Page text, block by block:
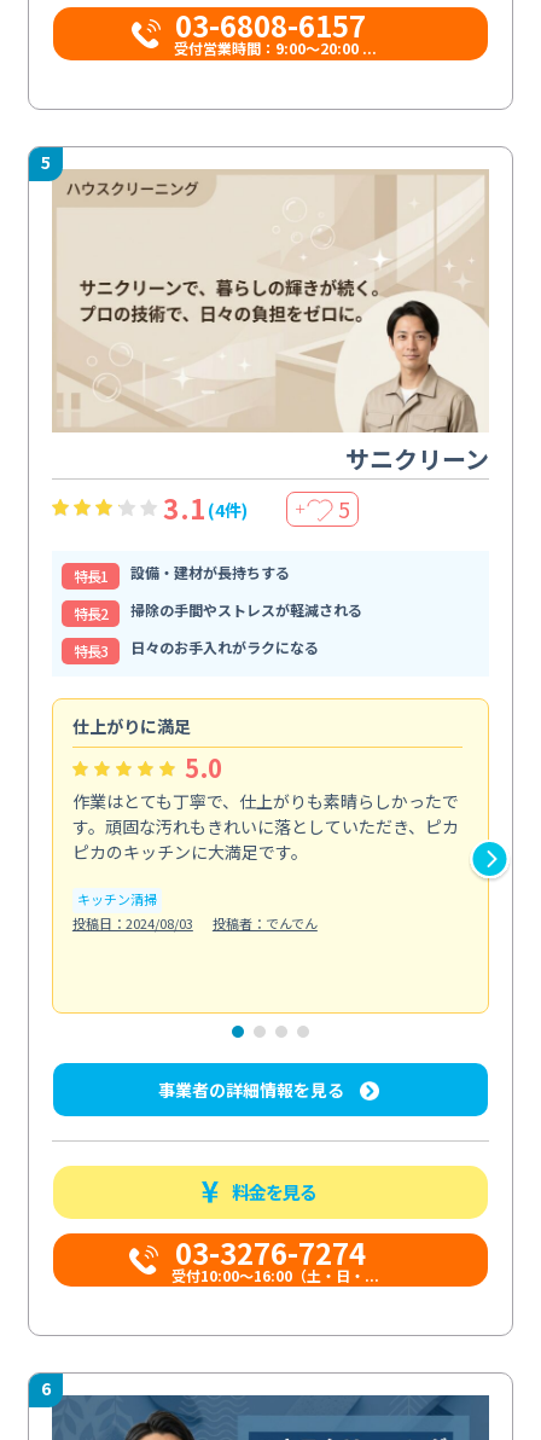
03-6808-6157
受付営業時間：9:00〜20:00 ...
5
サニクリーン
3.1 (4件) ＋ 5
特⻑1
設備・建材が長持ちする
特⻑2
掃除の手間やストレスが軽減される
特⻑3
日々のお手入れがラクになる
仕上がりに満足
5.0
作業はとても丁寧で、仕上がりも素晴らしかったで
す。頑固な汚れもきれいに落としていただき、ピカ
ピカのキッチンに大満足です。
キッチン清掃
投稿日：2024/08/03
投稿者：でんでん
事業者の詳細情報を見る
料金を見る
03-3276-7274
受付10:00〜16:00（土・日・...
6